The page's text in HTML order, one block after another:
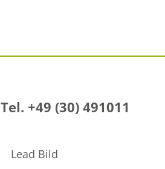
Tel. +49 (30) 491011